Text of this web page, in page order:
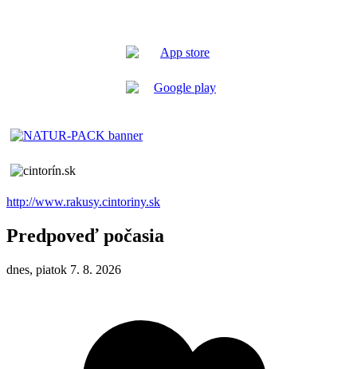
http://www.rakusy.cintoriny.sk
Predpoveď počasia
dnes, piatok 7. 8. 2026